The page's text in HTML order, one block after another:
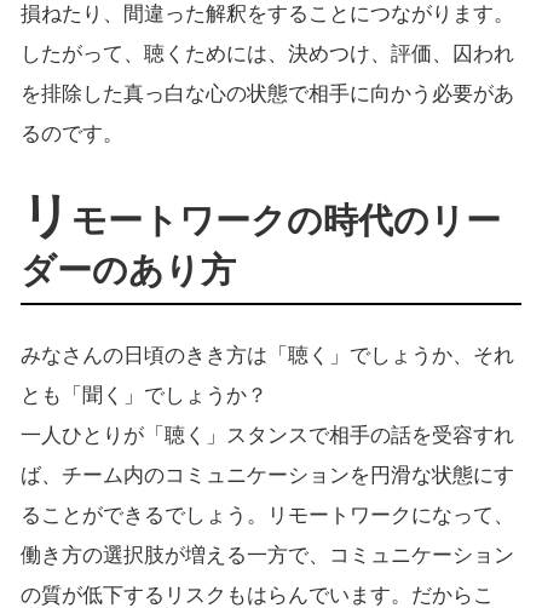
損ねたり、間違った解釈をすることにつながります。
したがって、聴くためには、決めつけ、評価、囚われ
を排除した真っ白な心の状態で相手に向かう必要があ
るのです。
リ モートワークの時代のリー
ダーのあり方
みなさんの日頃のきき方は「聴く」でしょうか、それ
とも「聞く」でしょうか？
一人ひとりが「聴く」スタンスで相手の話を受容すれ
ば、チーム内のコミュニケーションを円滑な状態にす
ることができるでしょう。リモートワークになって、
働き方の選択肢が増える一方で、コミュニケーション
の質が低下するリスクもはらんでいます。だからこ